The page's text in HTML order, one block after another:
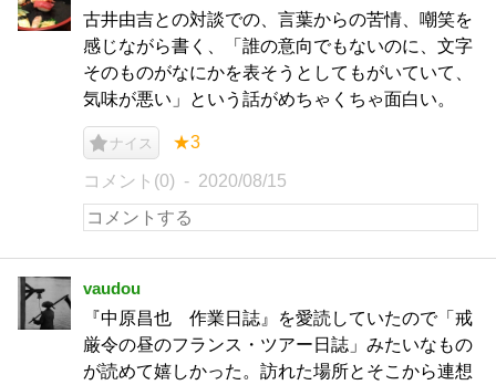
古井由吉との対談での、言葉からの苦情、嘲笑を
感じながら書く、「誰の意向でもないのに、文字
そのものがなにかを表そうとしてもがいていて、
気味が悪い」という話がめちゃくちゃ面白い。
ナイス ★3
コメント(0) 2020/08/15
vaudou
『中原昌也 作業日誌』を愛読していたので「戒
厳令の昼のフランス・ツアー日誌」みたいなもの
が読めて嬉しかった。訪れた場所とそこから連想